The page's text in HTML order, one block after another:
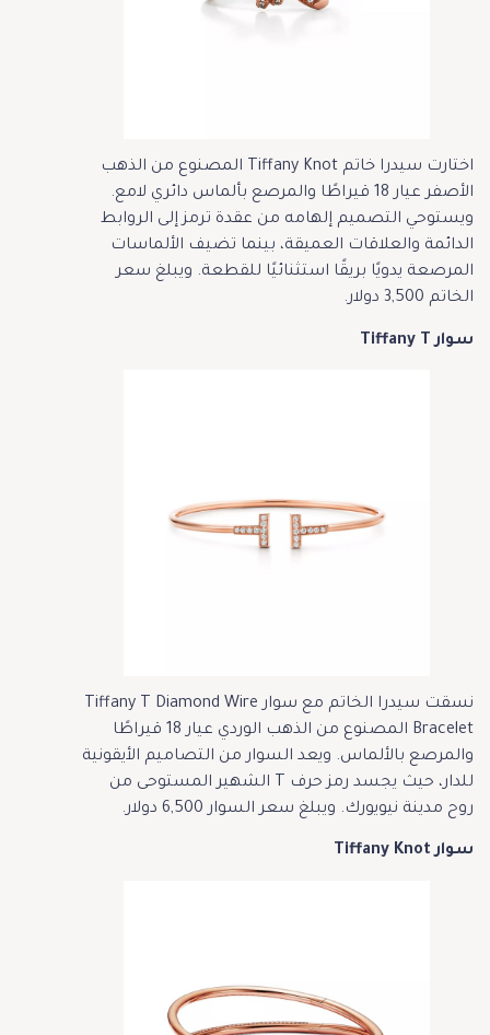
اختارت سيدرا خاتم Tiffany Knot المصنوع من الذهب
الأصفر عيار 18 قيراطًا والمرصع بألماس دائري لامع.
ويستوحي التصميم إلهامه من عقدة ترمز إلى الروابط
الدائمة والعلاقات العميقة، بينما تضيف الألماسات
المرصعة يدويًا بريقًا استثنائيًا للقطعة. ويبلغ سعر
الخاتم 3,500 دولار.
سوار TiffanyT
نسقت سيدرا الخاتم مع سوار Tiffany T Diamond Wire
Bracelet المصنوع من الذهب الوردي عيار 18 قيراطًا
والمرصع بالألماس. ويعد السوار من التصاميم الأيقونية
للدار، حيث يجسد رمز حرف T الشهير المستوحى من
روح مدينة نيويورك. ويبلغ سعر السوار 6,500 دولار.
سوار Tiffany Knot